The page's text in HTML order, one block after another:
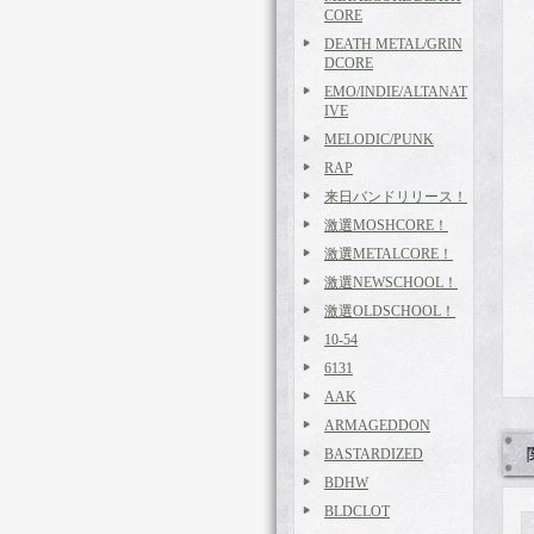
CORE
DEATH METAL/GRIN
DCORE
EMO/INDIE/ALTANAT
IVE
MELODIC/PUNK
RAP
来日バンドリリース！
激選MOSHCORE！
激選METALCORE！
激選NEWSCHOOL！
激選OLDSCHOOL！
10-54
6131
AAK
ARMAGEDDON
BASTARDIZED
BDHW
BLDCLOT